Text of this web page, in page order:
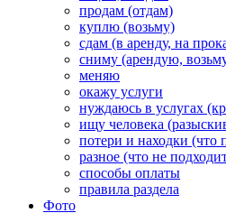
продам (отдам)
куплю (возьму)
сдам (в аренду, на
сниму (арендую,
меняю
окажу услуги
нуждаюсь в услугах
ищу человека
потери и находки (что
разное (что не
способы оплаты
правила раздела
Фото